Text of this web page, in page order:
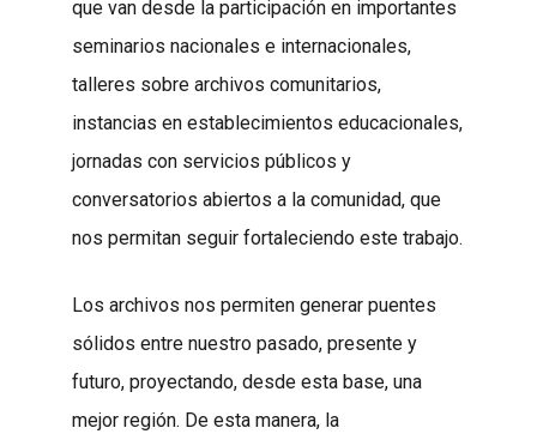
que van desde la participación en importantes
seminarios nacionales e internacionales,
talleres sobre archivos comunitarios,
instancias en establecimientos educacionales,
jornadas con servicios públicos y
conversatorios abiertos a la comunidad, que
nos permitan seguir fortaleciendo este trabajo.
Los archivos nos permiten generar puentes
sólidos entre nuestro pasado, presente y
futuro, proyectando, desde esta base, una
mejor región. De esta manera, la